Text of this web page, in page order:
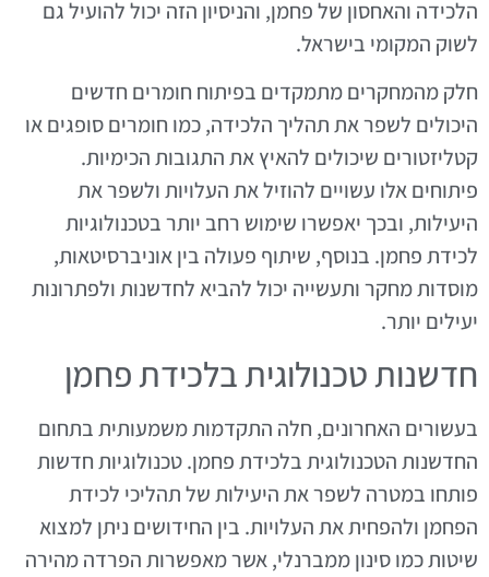
הלכידה והאחסון של פחמן, והניסיון הזה יכול להועיל גם
לשוק המקומי בישראל.
חלק מהמחקרים מתמקדים בפיתוח חומרים חדשים
היכולים לשפר את תהליך הלכידה, כמו חומרים סופגים או
קטליזטורים שיכולים להאיץ את התגובות הכימיות.
פיתוחים אלו עשויים להוזיל את העלויות ולשפר את
היעילות, ובכך יאפשרו שימוש רחב יותר בטכנולוגיות
לכידת פחמן. בנוסף, שיתוף פעולה בין אוניברסיטאות,
מוסדות מחקר ותעשייה יכול להביא לחדשנות ולפתרונות
יעילים יותר.
חדשנות טכנולוגית בלכידת פחמן
בעשורים האחרונים, חלה התקדמות משמעותית בתחום
החדשנות הטכנולוגית בלכידת פחמן. טכנולוגיות חדשות
פותחו במטרה לשפר את היעילות של תהליכי לכידת
הפחמן ולהפחית את העלויות. בין החידושים ניתן למצוא
שיטות כמו סינון ממברנלי, אשר מאפשרות הפרדה מהירה